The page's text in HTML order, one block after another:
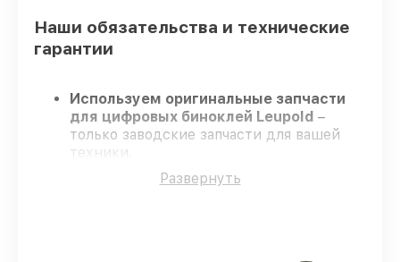
Наши обязательства и технические
гарантии
Используем оригинальные запчасти
для цифровых биноклей Leupold –
только заводские запчасти для вашей
техники.
Опытные специалисты
серьезную проверку знаний и навыков,
Развернуть